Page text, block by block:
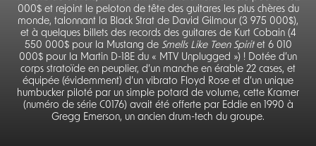
000$ et rejoint le peloton de tête des guitares les plus chères du
monde, talonnant la Black Strat de David Gilmour (3 975 000$),
et à quelques billets des records des guitares de Kurt Cobain (4
550 000$ pour la Mustang de Smells Like Teen Spiritet 6 010
000$ pour la Martin D-18E du « MTV Unplugged ») ! Dotée d’un
corps stratoïde en peuplier, d’un manche en érable 22 cases, et
équipée (évidemment) d’un vibrato Floyd Rose et d’un unique
humbucker piloté par un simple potard de volume, cette Kramer
(numéro de série C0176) avait été offerte par Eddie en 1990 à
Gregg Emerson, un ancien drum-tech du groupe.